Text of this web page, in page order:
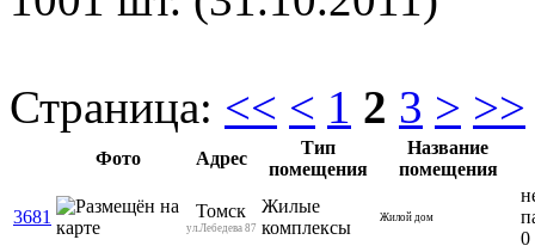
Страница: << < 1 2 3 > >>
Фото Адрес
Тип
помещения
Название
помещения
3681 Томск
ул.Лебедева 87
Жилые
комплексы
Жилой дом
0